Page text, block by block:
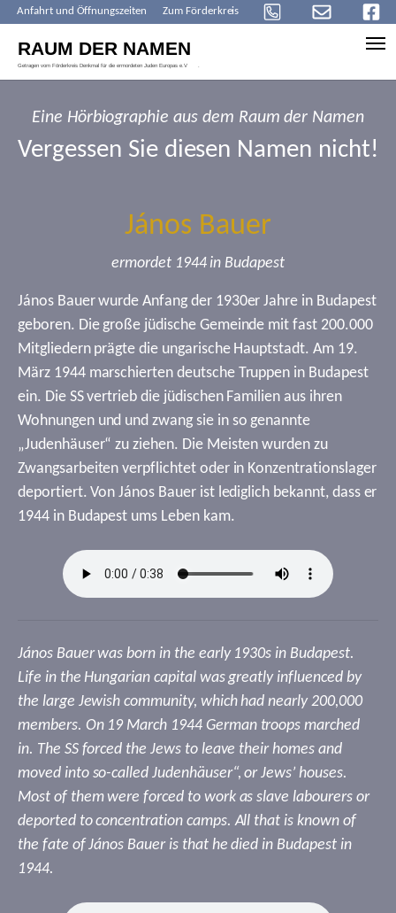
Anfahrt und Öffnungszeiten Zum Förderkreis
Eine Hörbiographie aus dem Raum der Namen
Vergessen Sie diesen Namen nicht!
János Bauer
ermordet 1944 in Budapest
János Bauer wurde Anfang der 1930er Jahre in Budapest
geboren. Die große jüdische Gemeinde mit fast 200.000
Mitgliedern prägte die ungarische Hauptstadt. Am 19.
März 1944 marschierten deutsche Truppen in Budapest
ein. Die SS vertrieb die jüdischen Familien aus ihren
Wohnungen und und zwang sie in so genannte
„Judenhäuser“ zu ziehen. Die Meisten wurden zu
Zwangsarbeiten verpflichtet oder in Konzentrationslager
deportiert. Von János Bauer ist lediglich bekannt, dass er
1944 in Budapest ums Leben kam.
János Bauer was born in the early 1930s in Budapest.
Life in the Hungarian capital was greatly influenced by
the large Jewish community, which had nearly 200,000
members. On 19 March 1944 German troops marched
in. The SS forced the Jews to leave their homes and
moved into so-called Judenhäuser“, or Jews’ houses.
Most of them were forced to work as slave labourers or
deported to concentration camps. All that is known of
the fate of János Bauer is that he died in Budapest in
1944.